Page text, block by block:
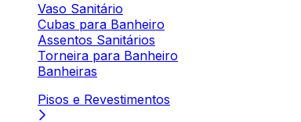
Vaso Sanitário
Cubas para Banheiro
Assentos Sanitários
Torneira para Banheiro
Banheiras
Pisos e Revestimentos